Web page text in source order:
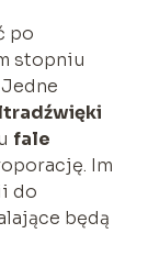
po
stopniu
fale
Im
do
będą